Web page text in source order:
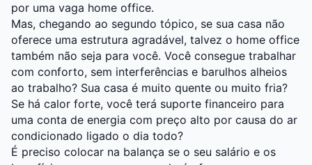
por uma vaga home office.
Mas, chegando ao segundo tópico, se sua casa não
oferece uma estrutura agradável, talvez o home office
também não seja para você. Você consegue trabalhar
com conforto, sem interferências e barulhos alheios
ao trabalho? Sua casa é muito quente ou muito fria?
Se há calor forte, você terá suporte financeiro para
uma conta de energia com preço alto por causa do ar
condicionado ligado o dia todo?
É preciso colocar na balança se o seu salário e os